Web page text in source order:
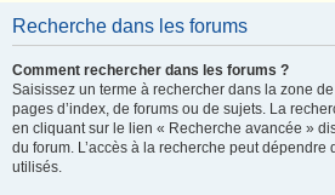
Recherche dans les forums
Comment rechercher dans les forums ?
Saisissez un terme à rechercher dans la zone
pages d’index, de forums ou de sujets. La
en cliquant sur le lien « Recherche avancée »
du forum. L’accès à la recherche peut dépendre
utilisés.